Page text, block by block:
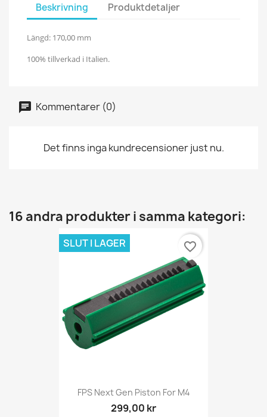
Beskrivning Produktdetaljer
Längd: 170,00 mm
100% tillverkad i Italien.
Kommentarer (0)
Det finns inga kundrecensioner just nu.
16 andra produkter i samma kategori:
FPS Next Gen Piston For M4
299,00 kr
SLUT I LAGER favorite_border